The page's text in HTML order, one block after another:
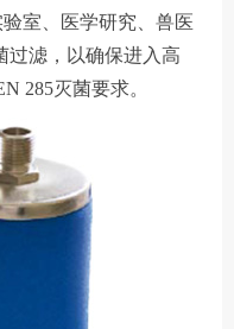
室、医学研究、兽医
过滤，以确保进入高
285灭菌要求。